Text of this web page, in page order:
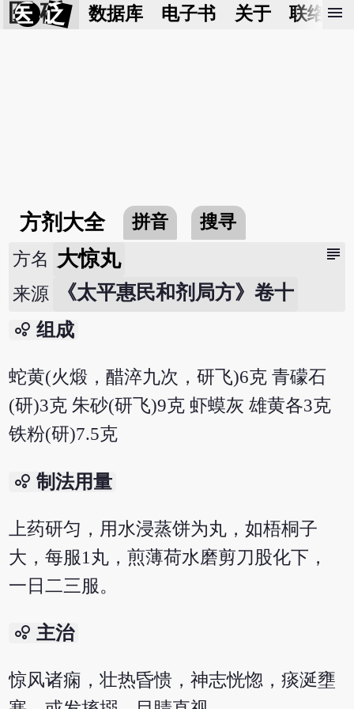
医 砭 数据库 电子书 关于 联络我
menu
方剂大全 拼音 搜寻
subject
方名 大惊丸
来源 《太平惠民和剂局方》卷十
bubble_chart 组成
蛇黄(火煅，醋淬九次，研飞)6克 青礞石
(研)3克 朱砂(研飞)9克 虾蟆灰 雄黄各3克
铁粉(研)7.5克
bubble_chart 制法用量
上药研匀，用水浸蒸饼为丸，如梧桐子
大，每服1丸，煎薄荷水磨剪刀股化下，
一日二三服。
bubble_chart 主治
惊风诸痫，壮热昏愦，神志恍惚，痰涎壅